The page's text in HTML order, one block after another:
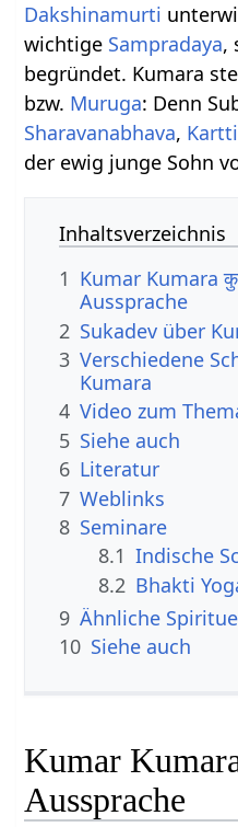
Dakshinamurti
wichtige Sampradaya,
begründet. Kumara
bzw. Muruga: Denn
Sharavanabhava,
der ewig junge Sohn
Inhaltsverzeichnis
1 Kumar Kumara
Aussprache
2 Sukadev über
3 Verschiedene
Kumara
4 Video zum
5 Siehe auch
6 Literatur
7 Weblinks
8 Seminare
8.1 Indische
8.2 Bhakti
9 Ähnliche
10 Siehe auch
Kumar
Aussprache